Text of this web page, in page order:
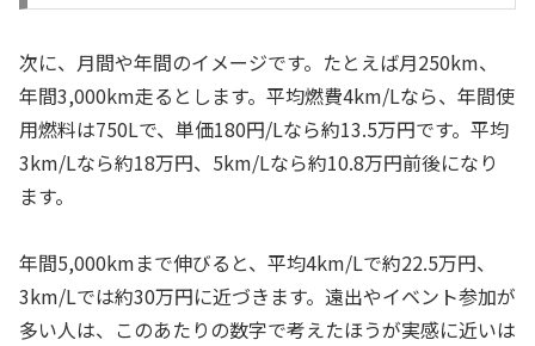
次に、月間や年間のイメージです。たとえば月250km、
年間3,000km走るとします。平均燃費4km/Lなら、年間使
用燃料は750Lで、単価180円/Lなら約13.5万円です。平均
3km/Lなら約18万円、5km/Lなら約10.8万円前後になり
ます。
年間5,000kmまで伸びると、平均4km/Lで約22.5万円、
3km/Lでは約30万円に近づきます。遠出やイベント参加が
多い人は、このあたりの数字で考えたほうが実感に近いは